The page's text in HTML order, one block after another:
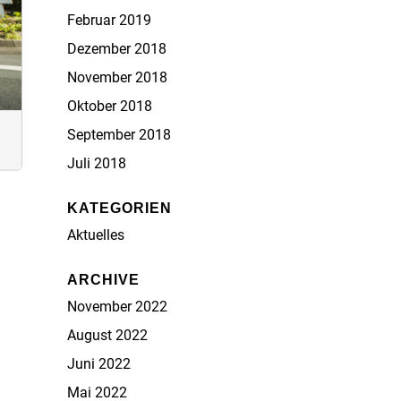
Februar 2019
Dezember 2018
November 2018
Oktober 2018
September 2018
Juli 2018
KATEGORIEN
Aktuelles
ARCHIVE
November 2022
August 2022
Juni 2022
Mai 2022